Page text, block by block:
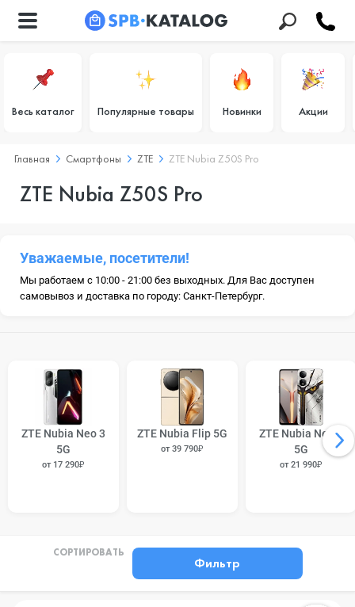
Весь каталог Популярные товары Новинки Акции
Главная Смартфоны ZTE ZTE Nubia Z50S Pro
ZTE Nubia Z50S Pro
Уважаемые, посетители!
Мы работаем с 10:00 - 21:00 без выходных. Для Вас доступен
самовывоз и доставка по городу: Санкт-Петербург.
ZTE Nubia Neo 3
5G
от 17 290₽
ZTE Nubia Flip 5G
от 39 790₽
ZTE Nubia Neo 2
5G
от 21 990₽
СОРТИРОВАТЬ
Фильтр